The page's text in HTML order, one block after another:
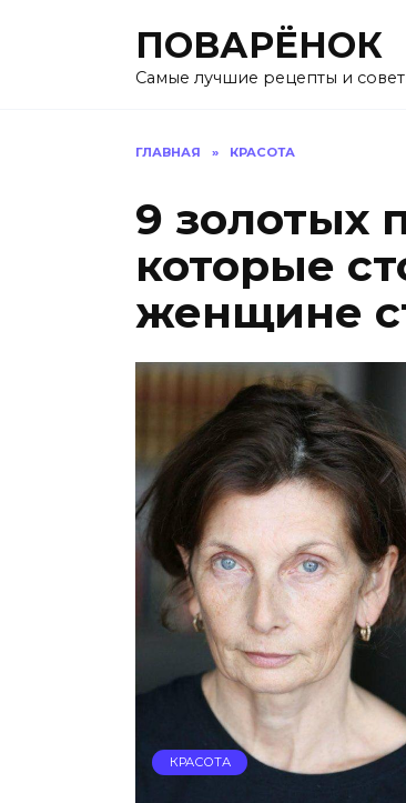
ПОВАРЁНОК
Самые лучшие рецепты и
ГЛАВНАЯ » КРАСОТА
9 золотых
которые
женщине
КРАСОТА